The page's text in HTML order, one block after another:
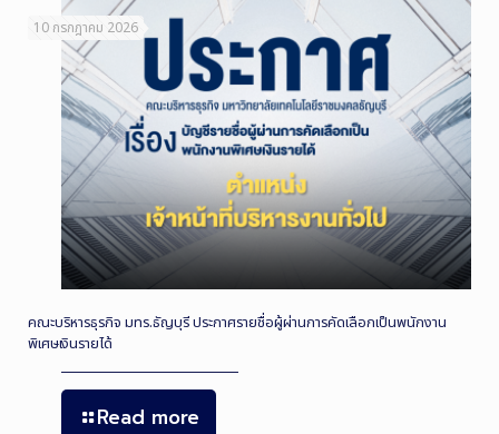
10 กรกฎาคม 2026
คณะบริหารธุรกิจ มทร.ธัญบุรี ประกาศรายชื่อผู้ผ่านการคัดเลือกเป็นพนักงาน
พิเศษเงินรายได้
Read more